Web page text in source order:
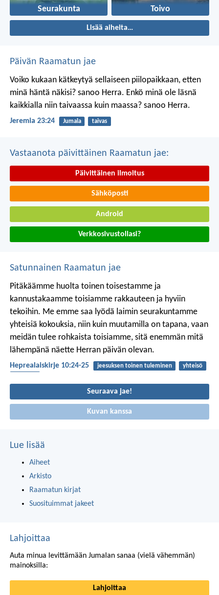
Seurakunta Toivo
Lisää aiheita…
Päivän Raamatun jae
Voiko kukaan kätkeytyä sellaiseen piilopaikkaan, etten
minä häntä näkisi? sanoo Herra. Enkö minä ole läsnä
kaikkialla niin taivaassa kuin maassa? sanoo Herra.
Jeremia 23:24 Jumala taivas
Vastaanota päivittäinen Raamatun jae:
Päivittäinen ilmoitus
Sähköposti
Android
Verkkosivustollasi?
Satunnainen Raamatun jae
Pitäkäämme huolta toinen toisestamme ja
kannustakaamme toisiamme rakkauteen ja hyviin
tekoihin. Me emme saa lyödä laimin seurakuntamme
yhteisiä kokouksia, niin kuin muutamilla on tapana, vaan
meidän tulee rohkaista toisiamme, sitä enemmän mitä
lähempänä näette Herran päivän olevan.
Heprealaiskirje 10:24-25 jeesuksen toinen tuleminen
yhteisö
Seuraava jae!
Kuvan kanssa
Lue lisää
Aiheet
Arkisto
Raamatun kirjat
Suosituimmat jakeet
Lahjoittaa
Auta minua levittämään Jumalan sanaa (vielä vähemmän)
mainoksilla:
Lahjoittaa